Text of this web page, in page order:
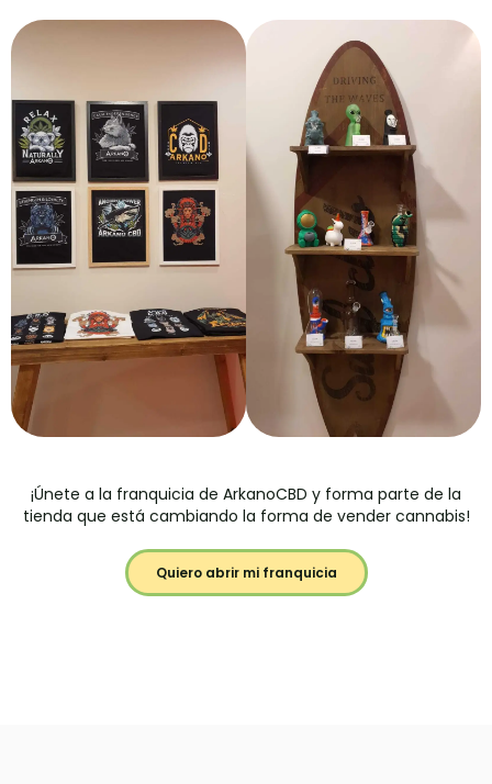
¡Únete a la franquicia de ArkanoCBD y forma parte de la
tienda que está cambiando la forma de vender cannabis!
Quiero abrir mi franquicia